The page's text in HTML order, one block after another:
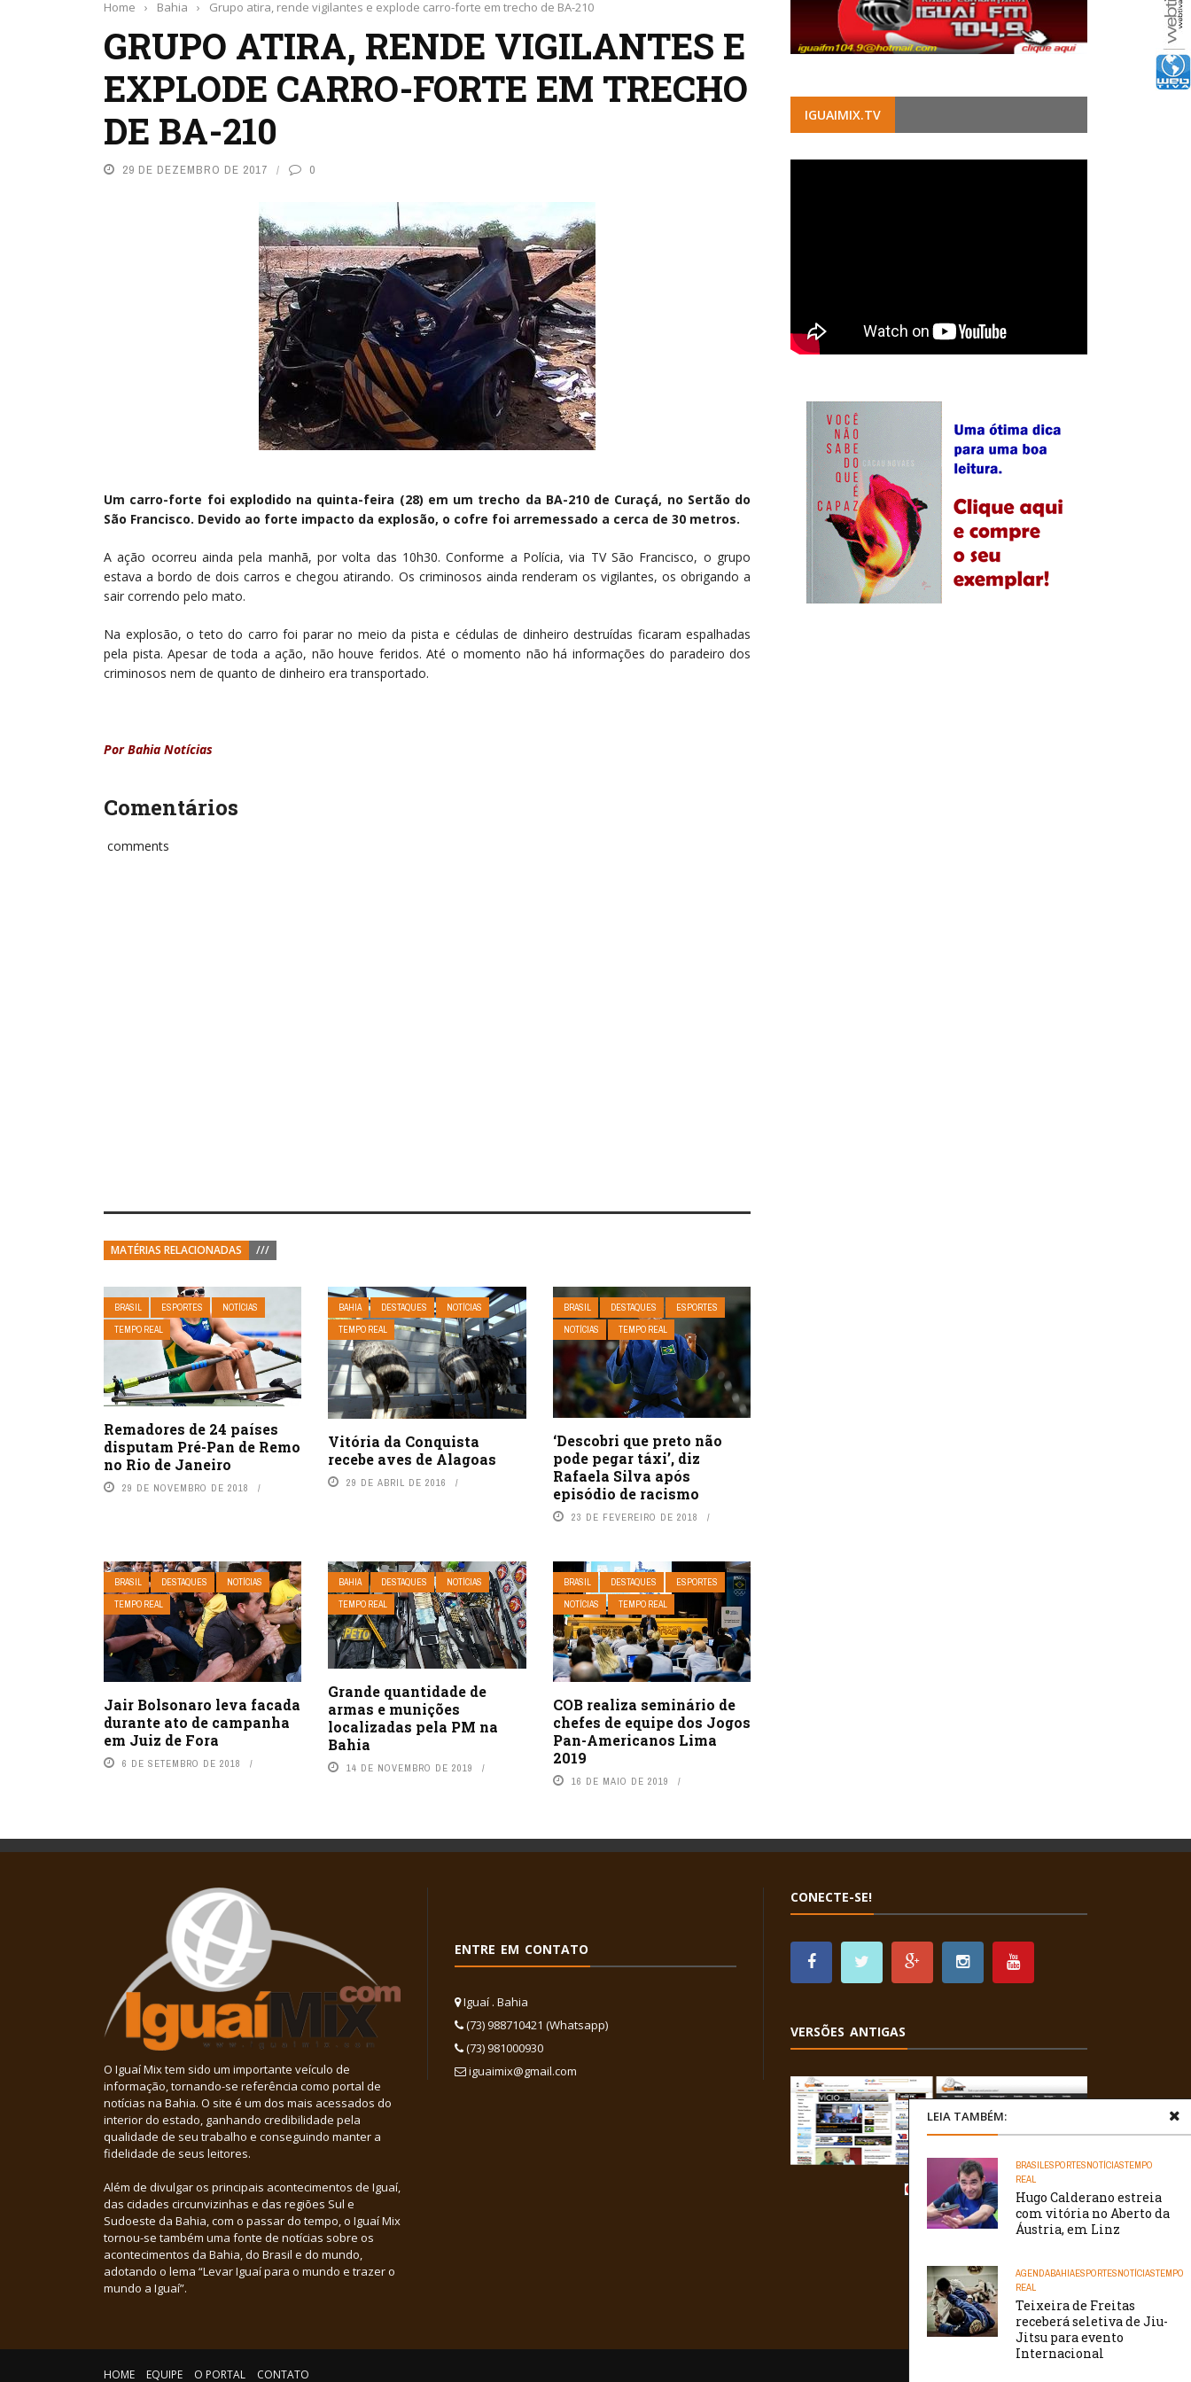
Home › Bahia › Grupo atira, rende vigilantes e explode carro-forte em trecho de BA-210
GRUPO ATIRA, RENDE VIGILANTES E
EXPLODE CARRO-FORTE EM TRECHO
DE BA-210
29 DE DEZEMBRO DE 2017 0
Um carro-forte foi explodido na quinta-feira (28) em um trecho da BA-210 de Curaçá, no Sertão do
São Francisco. Devido ao forte impacto da explosão, o cofre foi arremessado a cerca de 30 metros.
A ação ocorreu ainda pela manhã, por volta das 10h30. Conforme a Polícia, via TV São Francisco, o grupo
estava a bordo de dois carros e chegou atirando. Os criminosos ainda renderam os vigilantes, os obrigando a
sair correndo pelo mato.
Na explosão, o teto do carro foi parar no meio da pista e cédulas de dinheiro destruídas ficaram espalhadas
pela pista. Apesar de toda a ação, não houve feridos. Até o momento não há informações do paradeiro dos
criminosos nem de quanto de dinheiro era transportado.
Por Bahia Notícias
Comentários
comments
MATÉRIAS RELACIONADAS ///
BRASIL ESPORTES
NOTÍCIAS
TEMPO REAL
Remadores de 24 países
disputam Pré-Pan de Remo
no Rio de Janeiro
29 DE NOVEMBRO DE 2018
BAHIA DESTAQUES
NOTÍCIAS
TEMPO REAL
Vitória da Conquista
recebe aves de Alagoas
29 DE ABRIL DE 2016
BRASIL DESTAQUES
ESPORTES
NOTÍCIAS
TEMPO REAL
‘Descobri que preto não
pode pegar táxi’, diz
Rafaela Silva após
episódio de racismo
23 DE FEVEREIRO DE 2018
BRASIL DESTAQUES
NOTÍCIAS
TEMPO REAL
Jair Bolsonaro leva facada
durante ato de campanha
em Juiz de Fora
6 DE SETEMBRO DE 2018
BAHIA DESTAQUES
NOTÍCIAS
TEMPO REAL
Grande quantidade de
armas e munições
localizadas pela PM na
Bahia
14 DE NOVEMBRO DE 2019
BRASIL DESTAQUES
ESPORTES
NOTÍCIAS
TEMPO REAL
COB realiza seminário de
chefes de equipe dos Jogos
Pan-Americanos Lima
2019
16 DE MAIO DE 2019
LEIA TAMBÉM:
BRASILESPORTESNOTÍCIASTEMPO
REAL
Hugo Calderano estreia
com vitória no Aberto da
Áustria, em Linz
AGENDABAHIAESPORTESNOTÍCIASTEMPO
REAL
Teixeira de Freitas
receberá seletiva de Jiu-
Jitsu para evento
Internacional
IGUAIMIX.TV
O Iguaí Mix tem sido um importante veículo de
informação, tornando-se referência como portal de
notícias na Bahia. O site é um dos mais acessados do
interior do estado, ganhando credibilidade pela
qualidade de seu trabalho e conseguindo manter a
fidelidade de seus leitores.
Além de divulgar os principais acontecimentos de Iguaí,
das cidades circunvizinhas e das regiões Sul e
Sudoeste da Bahia, com o passar do tempo, o Iguaí Mix
tornou-se também uma fonte de notícias sobre os
acontecimentos da Bahia, do Brasil e do mundo,
adotando o lema “Levar Iguaí para o mundo e trazer o
mundo a Iguaí”.
ENTRE EM CONTATO
Iguaí . Bahia
(73) 988710421 (Whatsapp)
(73) 981000930
iguaimix@gmail.com
CONECTE-SE!
VERSÕES ANTIGAS
HOME EQUIPE O PORTAL CONTATO